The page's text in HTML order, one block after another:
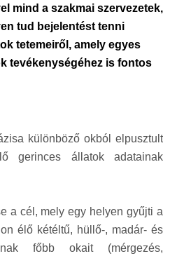
mind a szakmai szervezetek,
tud bejelentést tenni
tetemeiről, amely egyes
tevékenységéhez is fontos
különböző okból elpusztult
gerinces állatok adatainak
a cél, mely egy helyen gyűjti a
élő kétéltű, hüllő-, madár- és
főbb okait (mérgezés,